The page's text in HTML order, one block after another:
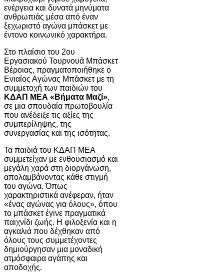
ενέργεια και δυνατά μηνύματα
ανθρωπιάς μέσα από έναν
ξεχωριστό αγώνα μπάσκετ με
έντονο κοινωνικό χαρακτήρα.
Στο πλαίσιο του 2ου
Εργασιακού Τουρνουά Μπάσκετ
Βέροιας, πραγματοποιήθηκε ο
Ενιαίος Αγώνας Μπάσκετ με τη
συμμετοχή των παιδιών του
ΚΔΑΠ ΜΕΑ «Βήματα Μαζί»,
σε μια σπουδαία πρωτοβουλία
που ανέδειξε τις αξίες της
συμπερίληψης, της
συνεργασίας και της ισότητας.
Τα παιδιά του ΚΔΑΠ ΜΕΑ
συμμετείχαν με ενθουσιασμό και
μεγάλη χαρά στη διοργάνωση,
απολαμβάνοντας κάθε στιγμή
του αγώνα. Όπως
χαρακτηριστικά ανέφεραν, ήταν
«ένας αγώνας για όλους», όπου
το μπάσκετ έγινε πραγματικά
παιχνίδι ζωής. Η φιλοξενία και η
αγκαλιά που δέχθηκαν από
όλους τους συμμετέχοντες
δημιούργησαν μια μοναδική
ατμόσφαιρα αγάπης και
αποδοχής.